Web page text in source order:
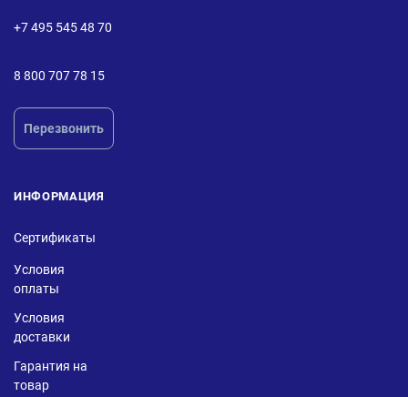
+7 495 545 48 70
8 800 707 78 15
Перезвонить
ИНФОРМАЦИЯ
Сертификаты
Условия
оплаты
Условия
доставки
Гарантия на
товар